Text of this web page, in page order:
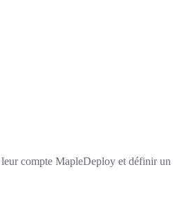
compte MapleDeploy et définir un